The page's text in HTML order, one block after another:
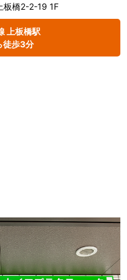
板橋2-2-19 1F
上板橋駅
徒歩3分